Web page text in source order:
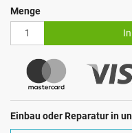
Menge
Einbau oder Reparatur in